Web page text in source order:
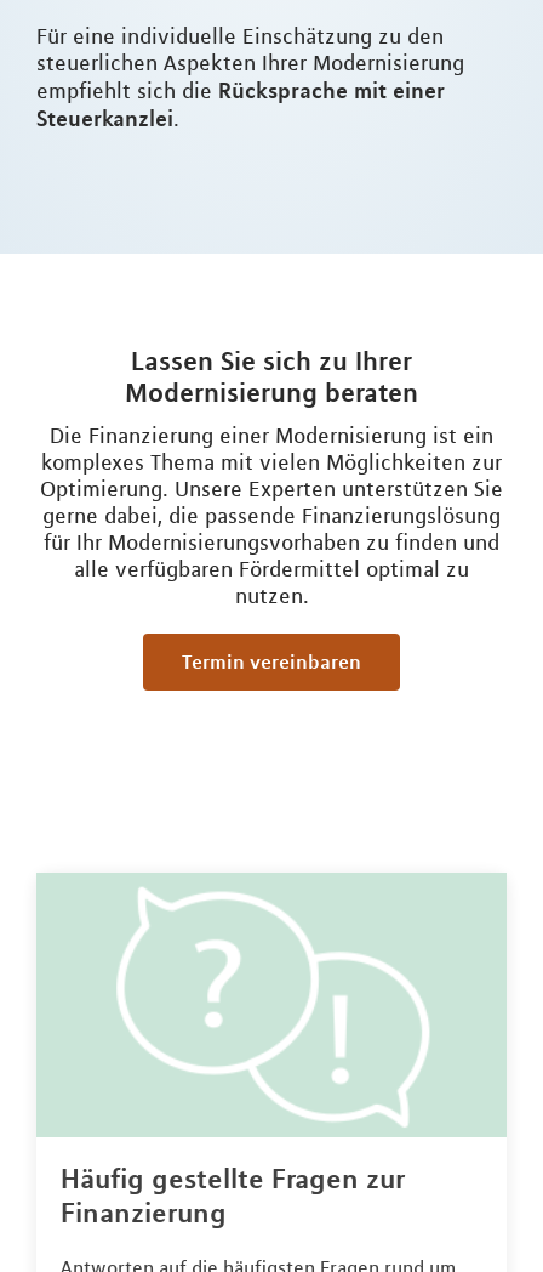
Für eine individuelle Einschätzung zu den
steuerlichen Aspekten Ihrer Modernisierung
empfiehlt sich die Rücksprache mit einer
Steuerkanzlei.
Lassen Sie sich zu Ihrer
Modernisierung beraten
Die Finanzierung einer Modernisierung ist ein
komplexes Thema mit vielen Möglichkeiten zur
Optimierung. Unsere Experten unterstützen Sie
gerne dabei, die passende Finanzierungslösung
für Ihr Modernisierungsvorhaben zu finden und
alle verfügbaren Fördermittel optimal zu
nutzen.
Termin vereinbaren
Häufig gestellte Fragen zur
Finanzierung